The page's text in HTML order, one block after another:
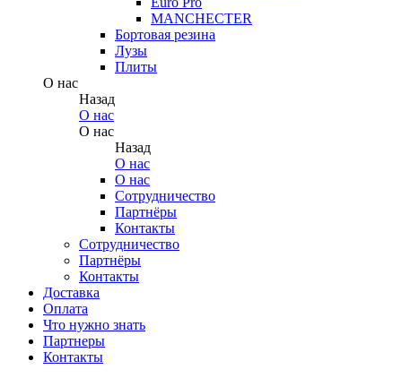
MANCHECTER
Бортовая резина
Лузы
Плиты
О нас
Назад
О нас
О нас
Назад
О нас
О нас
Сотрудничество
Партнёры
Контакты
Сотрудничество
Партнёры
Контакты
Доставка
Оплата
Что нужно знать
Партнеры
Контакты